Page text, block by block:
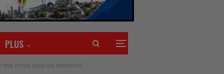
PLUS
motos pour les emmener’’